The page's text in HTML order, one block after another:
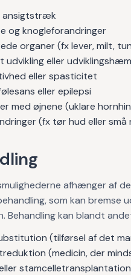
ansigtstræk
og knogleforandringer
organer (fx lever, milt,
udvikling eller
eller spasticitet
eller epilepsi
med øjnene (uklare
(fx tør hud eller
afhænger af
som kan bremse
Behandling kan blandt
(tilførsel af det
(medicin, der
stamcelletransplantation